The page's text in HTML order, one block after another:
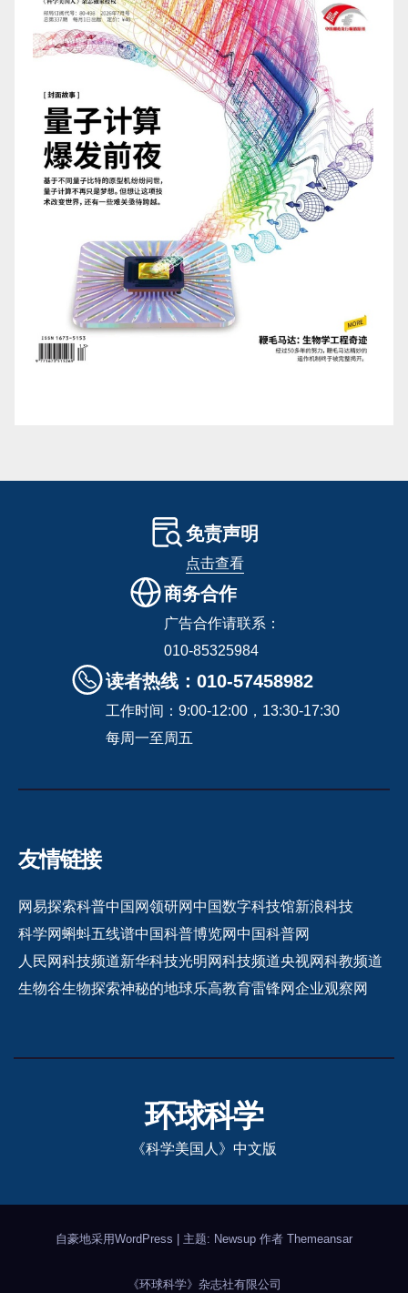
免责声明
点击查看
商务合作
广告合作请联系：
010-85325984
读者热线：010-57458982
工作时间：9:00-12:00，13:30-17:30
每周一至周五
友情链接
网易探索科普中国网领研网中国数字科技馆新浪科技
科学网蝌蚪五线谱中国科普博览网中国科普网
人民网科技频道新华科技光明网科技频道央视网科教频道
生物谷生物探索神秘的地球乐高教育雷锋网企业观察网
环球科学
《科学美国人》中文版
自豪地采用WordPress 主题: Newsup 作者 Themeansar
《环球科学》杂志社有限公司